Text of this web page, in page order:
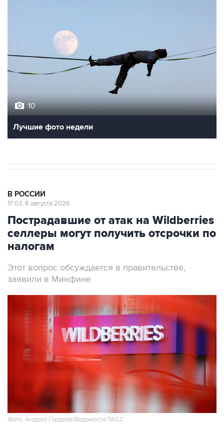
10
Лучшие фото недели
В РОССИИ
17:03, 6 августа 2026
Пострадавшие от атак на Wildberries
селлеры могут получить отсрочки по
налогам
Этот вопрос обсуждается в правительстве,
заявили в Минфине
Фото: Андрей Гордеев/Ведомости/ТАСС